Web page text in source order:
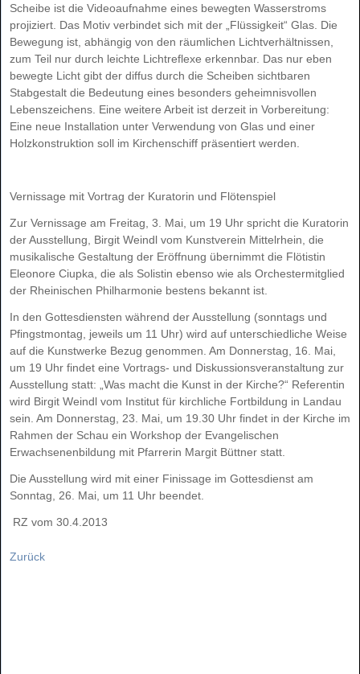
Scheibe ist die Videoaufnahme eines bewegten Wasserstroms
projiziert. Das Motiv verbindet sich mit der „Flüssigkeit“ Glas. Die
Bewegung ist, abhängig von den räumlichen Lichtverhältnissen,
zum Teil nur durch leichte Lichtreflexe erkennbar. Das nur eben
bewegte Licht gibt der diffus durch die Scheiben sichtbaren
Stabgestalt die Bedeutung eines besonders geheimnisvollen
Lebenszeichens. Eine weitere Arbeit ist derzeit in Vorbereitung:
Eine neue Installation unter Verwendung von Glas und einer
Holzkonstruktion soll im Kirchenschiff präsentiert werden.
Vernissage mit Vortrag der Kuratorin und Flötenspiel
Zur Vernissage am Freitag, 3. Mai, um 19 Uhr spricht die Kuratorin
der Ausstellung, Birgit Weindl vom Kunstverein Mittelrhein, die
musikalische Gestaltung der Eröffnung übernimmt die Flötistin
Eleonore Ciupka, die als Solistin ebenso wie als Orchestermitglied
der Rheinischen Philharmonie bestens bekannt ist.
In den Gottesdiensten während der Ausstellung (sonntags und
Pfingstmontag, jeweils um 11 Uhr) wird auf unterschiedliche Weise
auf die Kunstwerke Bezug genommen. Am Donnerstag, 16. Mai,
um 19 Uhr findet eine Vortrags- und Diskussionsveranstaltung zur
Ausstellung statt: „Was macht die Kunst in der Kirche?“ Referentin
wird Birgit Weindl vom Institut für kirchliche Fortbildung in Landau
sein. Am Donnerstag, 23. Mai, um 19.30 Uhr findet in der Kirche im
Rahmen der Schau ein Workshop der Evangelischen
Erwachsenenbildung mit Pfarrerin Margit Büttner statt.
Die Ausstellung wird mit einer Finissage im Gottesdienst am
Sonntag, 26. Mai, um 11 Uhr beendet.
RZ vom 30.4.2013
Zurück